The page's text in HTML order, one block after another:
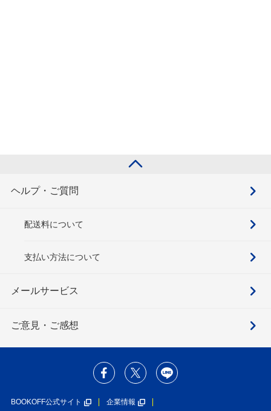
ヘルプ・ご質問
配送料について
支払い方法について
メールサービス
ご意見・ご感想
BOOKOFF公式サイト 企業情報